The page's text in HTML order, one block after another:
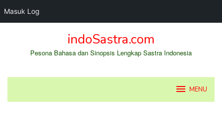
Masuk Log
indoSastra.com
Pesona Bahasa dan Sinopsis Lengkap Sastra Indonesia
MENU